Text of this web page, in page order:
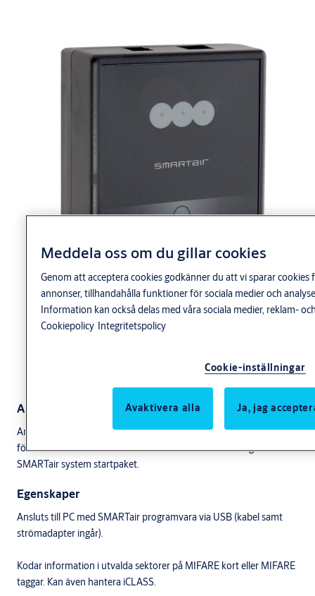
Användningsområde
Ansluts till PC med SMARTair programvara via USB och används
för att koda kort och läsa ut information från korten. Ingår i
SMARTair system startpaket.
Egenskaper
Ansluts till PC med SMARTair programvara via USB (kabel samt
strömadapter ingår).
Kodar information i utvalda sektorer på MIFARE kort eller MIFARE
taggar. Kan även hantera iCLASS.
Meddela oss om du gillar cookies
Genom att acceptera cookies godkänner du att vi sparar cookies
annonser, tillhandahålla funktioner för sociala medier och
Information kan också delas med våra sociala medier, reklam-
Cookiepolicy Integritetspolicy
Cookie-inställningar
Avaktivera alla Ja, jag